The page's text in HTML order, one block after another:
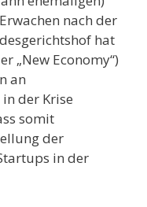
nach der
hat
„New Economy“)
an
der Krise
somit
der
in der